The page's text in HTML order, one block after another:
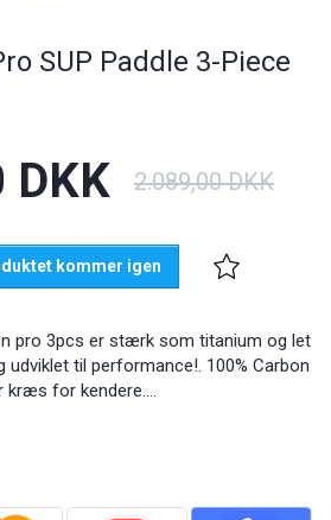
SUP Paddle 3-Piece
DKK 2.089,00 DKK
kommer igen
pro 3pcs er stærk som titanium og let
udviklet til performance!. 100% Carbon
kræs for kendere….